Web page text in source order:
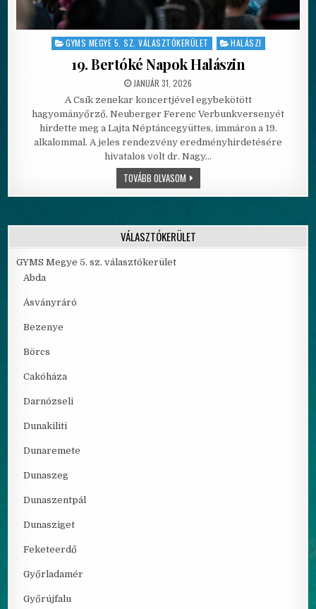
Posted in
GYMS MEGYE 5. SZ. VÁLASZTÓKERÜLET HALÁSZI
19. Bertóké Napok Halászin
PUBLISHED DATE:
JANUÁR 31, 2026
A Csík zenekar koncertjével egybekötött
hagyományőrző, Neuberger Ferenc Verbunkversenyét
hirdette meg a Lajta Néptáncegyüttes, immáron a 19.
alkalommal. A jeles rendezvény eredményhirdetésére
hivatalos volt dr. Nagy…
TOVÁBB OLVASOM19. BERTÓKÉ NAPOK HALÁSZIN
VÁLASZTÓKERÜLET
GYMS Megye 5. sz. választókerület
Abda
Ásványráró
Bezenye
Börcs
Cakóháza
Darnózseli
Dunakiliti
Dunaremete
Dunaszeg
Dunaszentpál
Dunasziget
Feketeerdő
Győrladamér
Győrújfalu